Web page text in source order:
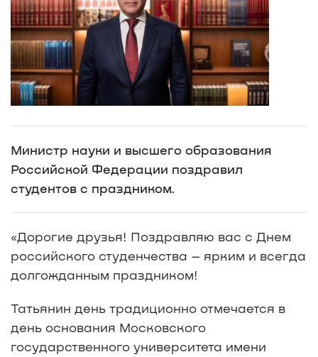
Министр науки и высшего образования
Российской Федерации поздравил
студентов с праздником.
«Дорогие друзья! Поздравляю вас с Днем
российского студенчества – ярким и всегда
долгожданным праздником!
Татьянин день традиционно отмечается в
день основания Московского
государственного университета имени